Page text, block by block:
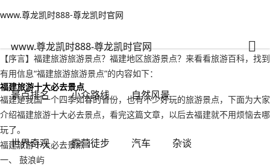
www.尊龙凯时888-尊龙凯时官网
www.尊龙凯时888-尊龙凯时官网
景点排名 小众路线 自然风景
世界奇观 露营徒步 汽车 杂谈
www.尊龙凯时888-尊龙凯时官网
福建旅游旅游景点？福建地区旅游景点-www.尊龙凯时888
【序言】福建旅游旅游景点？福建地区旅游景点？来看看旅游百科，找到
有用信息“福建旅游旅游景点”的内容如下：
福建旅游十大必去景点
福建是我国一个四季如春的省份，也有不少好玩的旅游景点，下面为大家
介绍福建旅游十大必去景点，看完这篇文章，以后去福建就不用烦恼去哪
玩了。
福建旅游十大必去景点 1
一、 鼓浪屿